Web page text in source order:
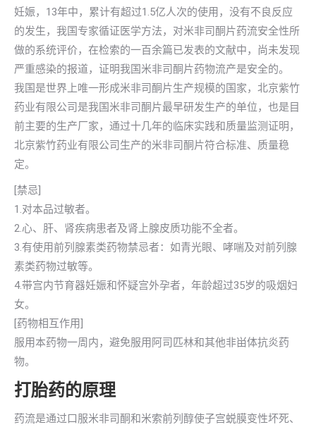
妊娠，13年中，累计有超过1.5亿人次的使用，没有不良反应
的发生，我国专家循证医学方法，对米非司酮片药流安全性所
做的系统评价，在检索的一百余篇已发表的文献中，尚未发现
严重感染的报道，证明我国米非司酮片药物流产是安全的。
我国是世界上唯一形成米非司酮片生产规模的国家，北京紫竹
药业有限公司是我国米非司酮片最早研发生产的单位，也是目
前主要的生产厂家，通过十几年的临床实践和质量监测证明，
北京紫竹药业有限公司生产的米非司酮片符合标准、质量稳
定。
[禁忌]
1.对本品过敏者。
2.心、肝、肾疾病患者及肾上腺皮质功能不全者。
3.有使用前列腺素类药物禁忌者：如青光眼、哮喘及对前列腺
素类药物过敏等。
4.带宫内节育器妊娠和怀疑宫外孕者，年龄超过35岁的吸烟妇
女。
[药物相互作用]
服用本药物一周内，避免服用阿司匹林和其他非畄体抗炎药
物。
打胎药的原理
药流是通过口服米非司酮和米索前列醇使子宫蜕膜变性坏死、